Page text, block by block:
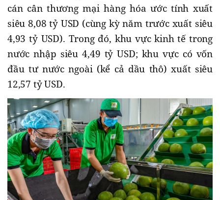
cán cân thương mại hàng hóa ước tính xuất
siêu 8,08 tỷ USD (cùng kỳ năm trước xuất siêu
4,93 tỷ USD). Trong đó, khu vực kinh tế trong
nước nhập siêu 4,49 tỷ USD; khu vực có vốn
đầu tư nước ngoài (kể cả dầu thô) xuất siêu
12,57 tỷ USD.